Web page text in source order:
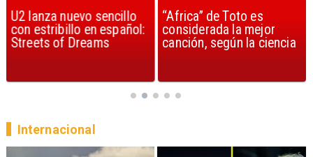
U2 lanza nuevo sencillo
con estribillo en español:
Streets of Dreams
“Africa” de Toto es
considerada la mejor
canción, según la ciencia
Internacional